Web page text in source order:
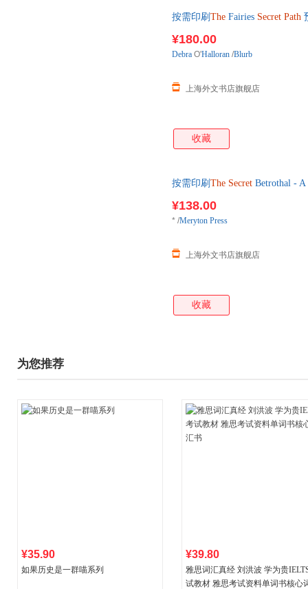
按需印刷 The Fairies Secret Path
¥180.00
上海外文书店旗舰店
Debra O'Halloran /Blurb
收藏
按需印刷 The Secret Betrothal - A
¥138.00
上海外文书店旗舰店
* /Meryton Press
收藏
为您推荐
¥35.90
如果历史是一群喵系列
¥39.80
雅思词汇真经 刘洪波 学为贵
试教材 雅思考试资料单词书核心